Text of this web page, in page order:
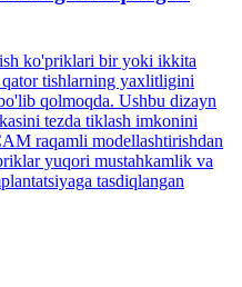
ko'priklari bir yoki ikkita
tishlarning yaxlitligini
qolmoqda. Ushbu dizayn
tezda tiklash imkonini
raqamli modellashtirishdan
yuqori mustahkamlik va
tasdiqlangan